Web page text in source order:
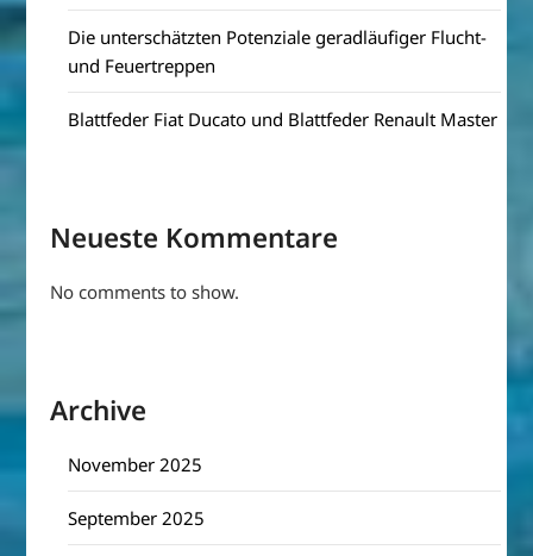
Die unterschätzten Potenziale geradläufiger Flucht-
und Feuertreppen
Blattfeder Fiat Ducato und Blattfeder Renault Master
Neueste Kommentare
No comments to show.
Archive
November 2025
September 2025